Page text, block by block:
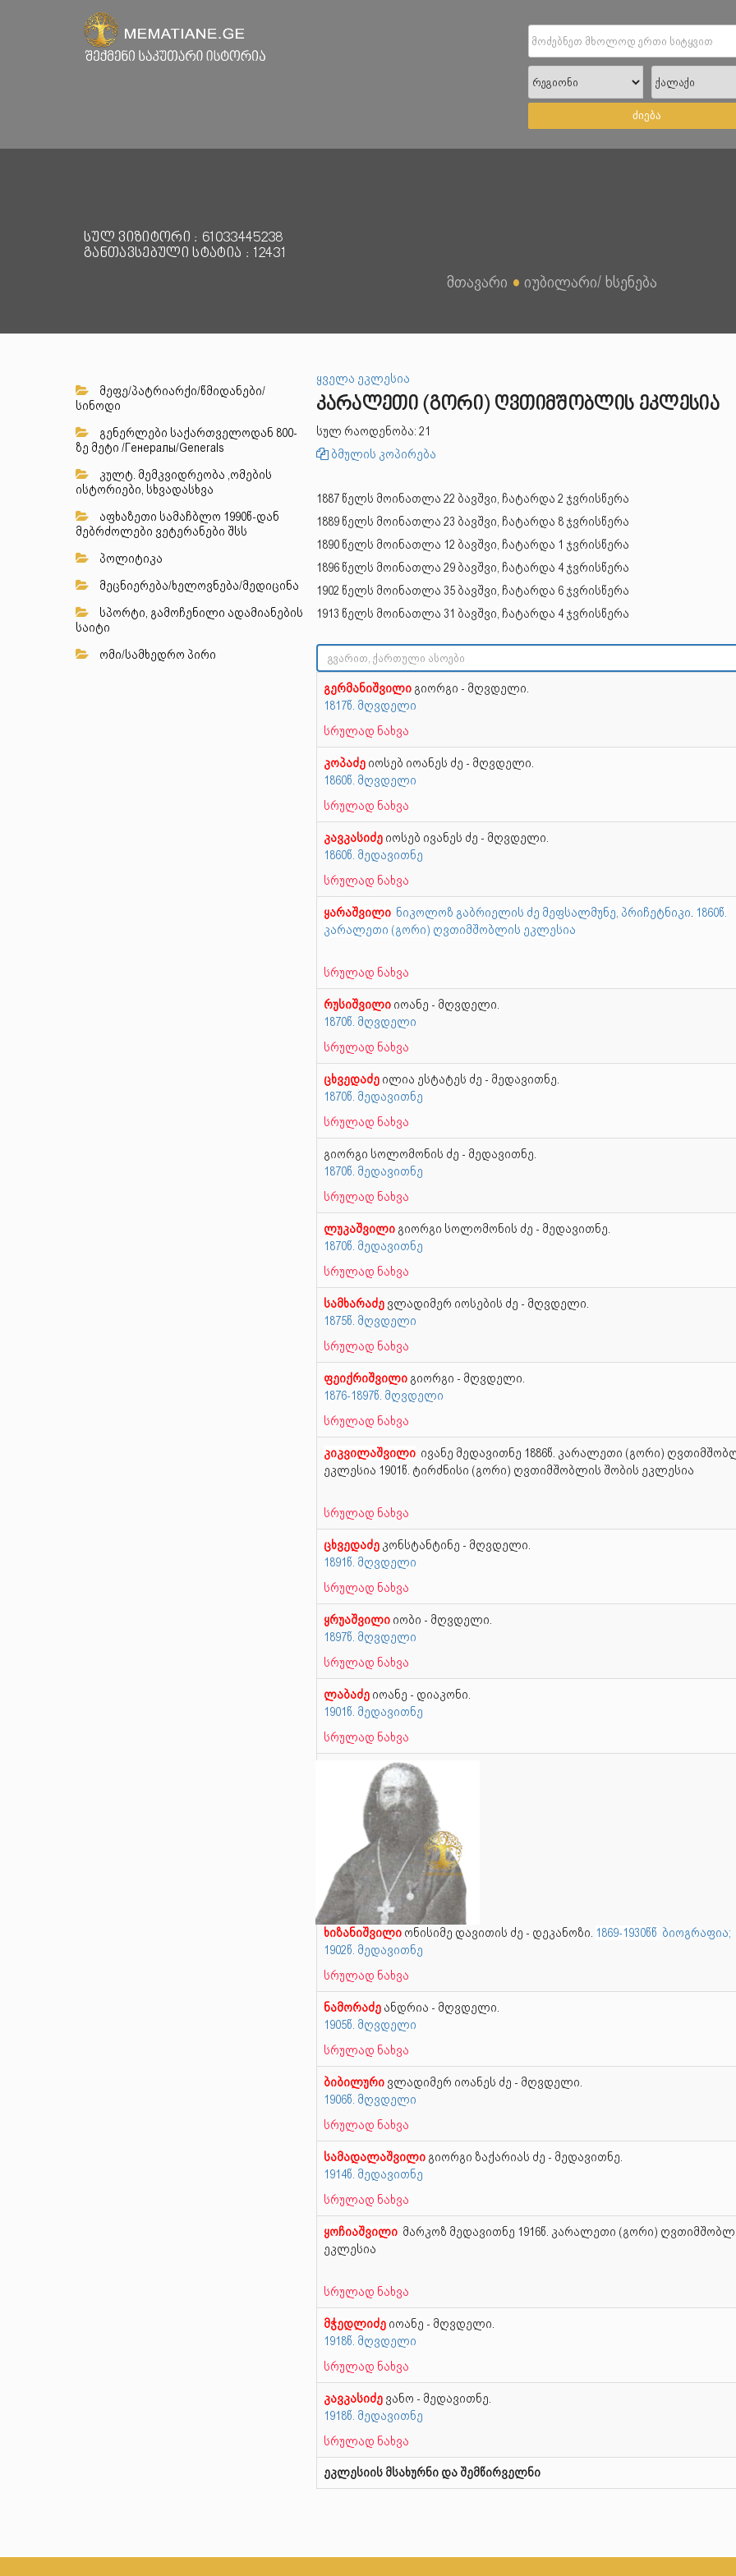
ძიება
სულ ვიზიტორი : 61033445238
განთავსებული სტატია : 12431
მთავარი ● იუბილარი/ ხსენება
მეფე/პატრიარქი/წმიდანები/
სინოდი
გენერლები საქართველოდან 800-
ზე მეტი /Генералы/Generals
კულტ. მემკვიდრეობა ,ომების
ისტორიები, სხვადასხვა
აფხაზეთი სამაჩბლო 1990წ-დან
მებრძოლები ვეტერანები შსს
პოლიტიკა
მეცნიერება/ხელოვნება/მედიცინა
სპორტი, გამოჩენილი ადამიანების
საიტი
ომი/სამხედრო პირი
ყველა ეკლესია
კარალეთი (გორი) ღვთიმშობლის ეკლესია
სულ რაოდენობა: 21
ბმულის კოპირება
1887 წელს მოინათლა 22 ბავშვი, ჩატარდა 2 ჯვრისწერა
1889 წელს მოინათლა 23 ბავშვი, ჩატარდა 8 ჯვრისწერა
1890 წელს მოინათლა 12 ბავშვი, ჩატარდა 1 ჯვრისწერა
1896 წელს მოინათლა 29 ბავშვი, ჩატარდა 4 ჯვრისწერა
1902 წელს მოინათლა 35 ბავშვი, ჩატარდა 6 ჯვრისწერა
1913 წელს მოინათლა 31 ბავშვი, ჩატარდა 4 ჯვრისწერა
გერმანიშვილი გიორგი - მღვდელი.
1817წ. მღვდელი
სრულად ნახვა
კოპაძე იოსებ იოანეს ძე - მღვდელი.
1860წ. მღვდელი
სრულად ნახვა
კავკასიძეიოსებ ივანეს ძე - მღვდელი.
1860წ. მედავითნე
სრულად ნახვა
ყარაშვილი ნიკოლოზ გაბრიელის ძე მეფსალმუნე, პრიჩეტნიკი. 1860წ.
კარალეთი (გორი) ღვთიმშობლის ეკლესია
სრულად ნახვა
რუსიშვილიიოანე - მღვდელი.
1870წ. მღვდელი
სრულად ნახვა
ცხვედაძეილია ესტატეს ძე - მედავითნე.
1870წ. მედავითნე
სრულად ნახვა
გიორგი სოლომონის ძე - მედავითნე.
1870წ. მედავითნე
სრულად ნახვა
ლუკაშვილიგიორგი სოლომონის ძე - მედავითნე.
1870წ. მედავითნე
სრულად ნახვა
სამხარაძე ვლადიმერ იოსების ძე - მღვდელი.
1875წ. მღვდელი
სრულად ნახვა
ფეიქრიშვილი გიორგი - მღვდელი.
1876-1897წ. მღვდელი
სრულად ნახვა
კიკვილაშვილი ივანე მედავითნე 1886წ. კარალეთი (გორი)
ეკლესია 1901წ. ტირძნისი (გორი) ღვთიმშობლის შობის ეკლესია
სრულად ნახვა
ცხვედაძეკონსტანტინე - მღვდელი.
1891წ. მღვდელი
სრულად ნახვა
ყრუაშვილიიობი - მღვდელი.
1897წ. მღვდელი
სრულად ნახვა
ლაბაძეიოანე - დიაკონი.
1901წ. მედავითნე
სრულად ნახვა
ხიზანიშვილიონისიმე დავითის ძე - დეკანოზი. 1869-1930წწ ბიოგრაფია;
1902წ. მედავითნე
სრულად ნახვა
ნამორაძე ანდრია - მღვდელი.
1905წ. მღვდელი
სრულად ნახვა
ბიბილური ვლადიმერ იოანეს ძე - მღვდელი.
1906წ. მღვდელი
სრულად ნახვა
სამადალაშვილიგიორგი ზაქარიას ძე - მედავითნე.
1914წ. მედავითნე
სრულად ნახვა
ყოჩიაშვილი მარკოზ მედავითნე 1916წ. კარალეთი (გორი)
ეკლესია
სრულად ნახვა
მჭედლიძეიოანე - მღვდელი.
1918წ. მღვდელი
სრულად ნახვა
კავკასიძევანო - მედავითნე.
1918წ. მედავითნე
სრულად ნახვა
ეკლესიის მსახურნი და შემწირველნი